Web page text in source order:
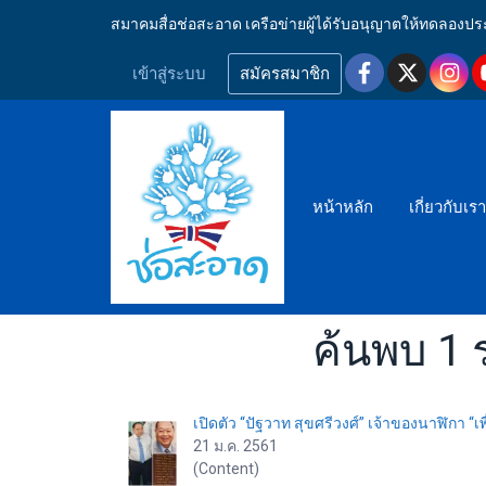
สมาคมสื่อช่อสะอาด เครือข่ายผู้ได้รับอนุญาตให้ทดลองป
เข้าสู่ระบบ สมัครสมาชิก
หน้าหลัก เกี่ยวกับเร
ค้นพบ 1
เปิดตัว “ปัฐวาท สุขศรีวงศ์” เจ้าของนาฬิกา
21 ม.ค. 2561
(Content)